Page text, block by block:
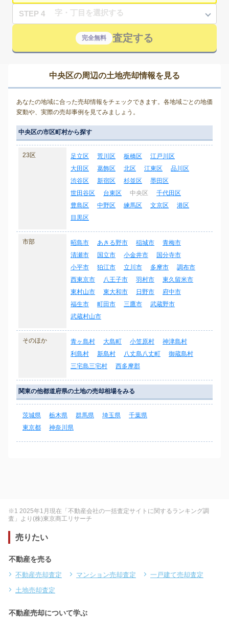
STEP 4
完全無料 査定する
中央区の周辺の土地売却情報を見る
あなたの地域に合った売却情報をチェックできます。各地域ごとの地価
変動や、実際の売却事例を見てみましょう。
中央区の市区町村から探す
23区 足立区 荒川区 板橋区
江戸川区
大田区
葛飾区 北区 江東区
品川区
渋谷区
新宿区 杉並区
墨田区
世田谷区
台東区 中央区
千代田区
豊島区
中野区 練馬区 文京区
港区
目黒区
市部 昭島市 あきる野市 稲城市
青梅市
清瀬市
国立市 小金井市
国分寺市
小平市
狛江市 立川市 多摩市
調布市
西東京市
八王子市 羽村市
東久留米市
東村山市
東大和市 日野市
府中市
福生市
町田市 三鷹市
武蔵野市
武蔵村山市
そのほか 青ヶ島村 大島町 小笠原村
神津島村
利島村
新島村 八丈島八丈町
御蔵島村
三宅島三宅村
西多摩郡
関東の他都道府県の土地の売却相場をみる
茨城県 栃木県 群馬県 埼玉県
千葉県
東京都
神奈川県
※1 2025年1月現在「不動産会社の一括査定サイトに関するランキング調
査」より(株)東京商工リサーチ
売りたい
不動産を売る
不動産売却査定 マンション売却査定
一戸建て売却査定
土地売却査定
不動産売却について学ぶ